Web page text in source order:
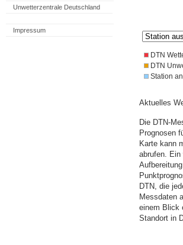
Unwetterzentrale Deutschland
Impressum
DTN
DTN
Station
Aktuelles
Die DTN-
Prognosen
Karte kann
abrufen.
DTN, die
Messdaten
einem Blick
Standort in